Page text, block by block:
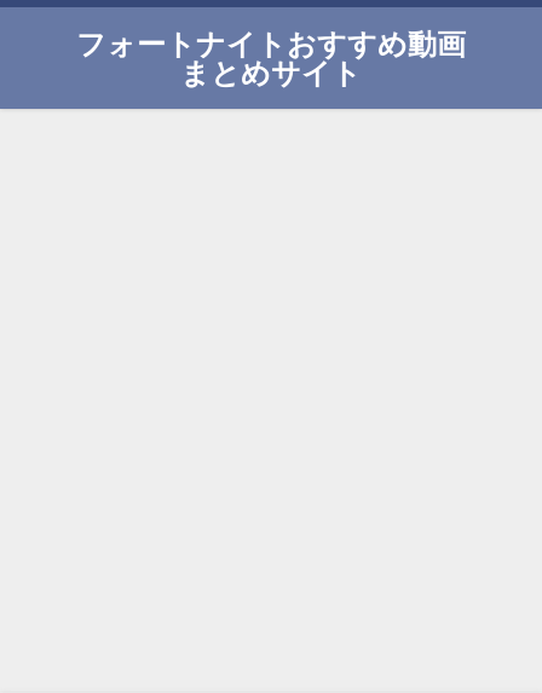
フォートナイトおすすめ動画
まとめサイト